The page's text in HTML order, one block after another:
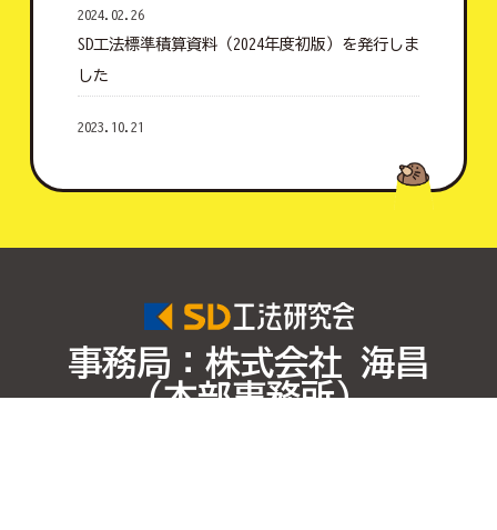
2024.02.26
SD工法標準積算資料（2024年度初版）を発行しま
した
2023.10.21
夏季休業について
2023.04.22
GW休業について
事務局：株式会社 海昌
（本部事務所）